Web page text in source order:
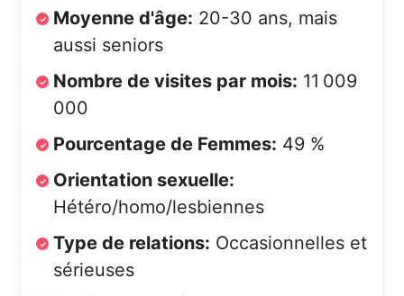
Moyenne d'âge: 20-30 ans, mais
aussi seniors
Nombre de visites par mois: 11 009
000
Pourcentage de Femmes: 49 %
Orientation sexuelle:
Hétéro/homo/lesbiennes
Type de relations: Occasionnelles et
sérieuses